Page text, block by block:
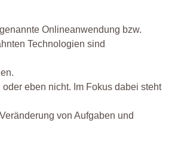
Onlineanwendung bzw.
Technologien sind
eben nicht. Im Fokus dabei steht
von Aufgaben und